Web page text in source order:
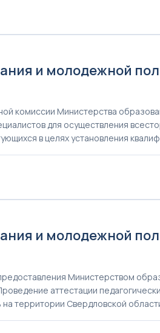
и молодежной
комиссии Министерства
для осуществления
в целях установления
и молодежной
Министерством
аттестации
территории Свердловской